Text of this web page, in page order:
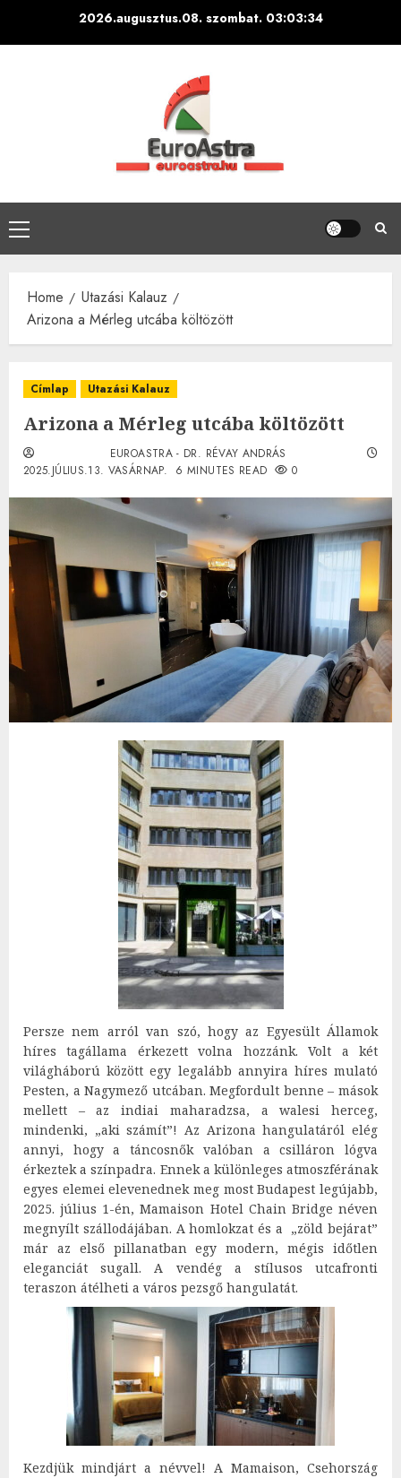
2026.augusztus.08. szombat. 03:03:35
Primary
Menu
Home
Utazási Kalauz
Arizona a Mérleg utcába költözött
Címlap Utazási Kalauz
Arizona a Mérleg utcába költözött
EUROASTRA - DR. RÉVAY ANDRÁS
2025.JÚLIUS.13. VASÁRNAP.
6 MINUTES READ 0
Persze nem arról van szó, hogy az Egyesült Államok
híres tagállama érkezett volna hozzánk. Volt a két
világháború között egy legalább annyira híres mulató
Pesten, a Nagymező utcában. Megfordult benne – mások
mellett – az indiai maharadzsa, a walesi herceg,
mindenki, „aki számít”! Az Arizona hangulatáról elég
annyi, hogy a táncosnők valóban a csilláron lógva
érkeztek a színpadra. Ennek a különleges atmoszférának
egyes elemei elevenednek meg most Budapest legújabb,
2025. július 1-én, Mamaison Hotel Chain Bridge néven
megnyílt szállodájában. A homlokzat és a „zöld bejárat”
már az első pillanatban egy modern, mégis időtlen
eleganciát sugall. A vendég a stílusos utcafronti
teraszon átélheti a város pezsgő hangulatát.
Kezdjük mindjárt a névvel! A Mamaison, Csehország